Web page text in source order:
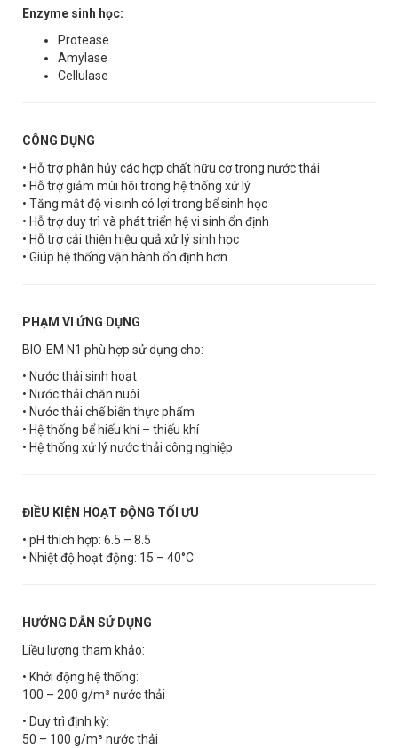
Enzyme sinh học:
Protease
Amylase
Cellulase
CÔNG DỤNG
• Hỗ trợ phân hủy các hợp chất hữu cơ trong nước thải
• Hỗ trợ giảm mùi hôi trong hệ thống xử lý
• Tăng mật độ vi sinh có lợi trong bể sinh học
• Hỗ trợ duy trì và phát triển hệ vi sinh ổn định
• Hỗ trợ cải thiện hiệu quả xử lý sinh học
• Giúp hệ thống vận hành ổn định hơn
PHẠM VI ỨNG DỤNG
BIO-EM N1 phù hợp sử dụng cho:
• Nước thải sinh hoạt
• Nước thải chăn nuôi
• Nước thải chế biến thực phẩm
• Hệ thống bể hiếu khí – thiếu khí
• Hệ thống xử lý nước thải công nghiệp
ĐIỀU KIỆN HOẠT ĐỘNG TỐI ƯU
• pH thích hợp: 6.5 – 8.5
• Nhiệt độ hoạt động: 15 – 40°C
HƯỚNG DẪN SỬ DỤNG
Liều lượng tham khảo:
• Khởi động hệ thống:
100 – 200 g/m³ nước thải
• Duy trì định kỳ:
50 – 100 g/m³ nước thải